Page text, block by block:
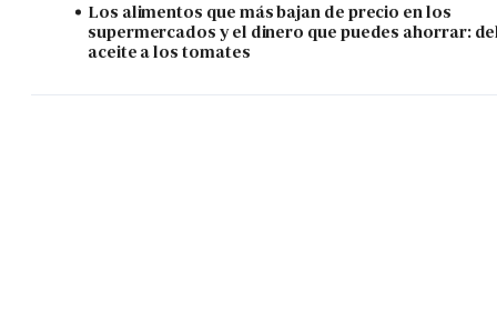
Los alimentos que más bajan de precio en los
supermercados y el dinero que puedes ahorrar:
aceite a los tomates